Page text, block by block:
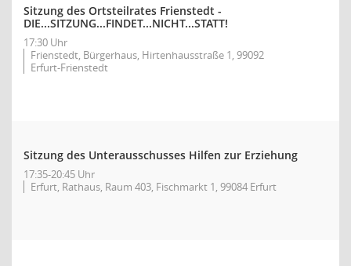
Sitzung des Ortsteilrates Frienstedt -
DIE...SITZUNG...FINDET...NICHT...STATT!
17:30 Uhr
Frienstedt, Bürgerhaus, Hirtenhausstraße 1, 99092
Erfurt-Frienstedt
Sitzung des Unterausschusses Hilfen zur Erziehung
17:35-20:45 Uhr
Erfurt, Rathaus, Raum 403, Fischmarkt 1, 99084 Erfurt